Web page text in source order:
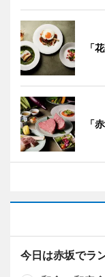
「
「
今日は赤坂でラ